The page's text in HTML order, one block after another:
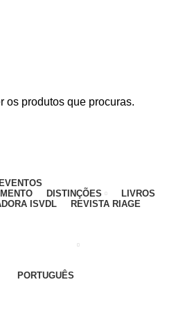
| GERAL - 911 997 434
MÓVEL NACIONAL)
EVENTOS
DISTINÇÕES
LIVROS
ISVDL
REVISTA RIAGE
PORTUGUÊS
os produtos que procuras.